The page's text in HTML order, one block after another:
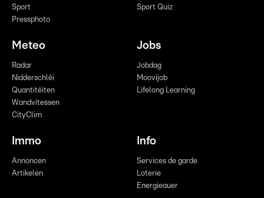
Sport
Pressphoto
Sport Quiz
Meteo
Radar
Nidderschléi
Quantitéiten
Wandvitessen
CityClim
Jobs
Jobdag
Moovijob
Lifelong Learning
Immo
Annoncen
Artikelen
Info
Services de garde
Loterie
Energieauer